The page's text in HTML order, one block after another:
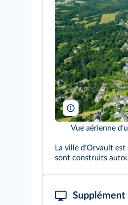
Agence photo
Vue aérienne
La ville d'Orvault est
sont construits
Supplément